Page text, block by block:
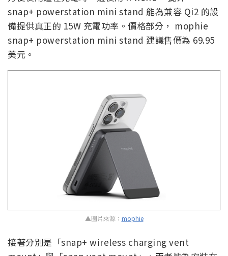
snap+ powerstation mini stand 能為兼容 Qi2 的設
備提供真正的 15W 充電功率。價格部分， mophie
snap+ powerstation mini stand 建議售價為 69.95
美元。
▲圖片來源： mophie
接著分別是「snap+ wireless charging vent